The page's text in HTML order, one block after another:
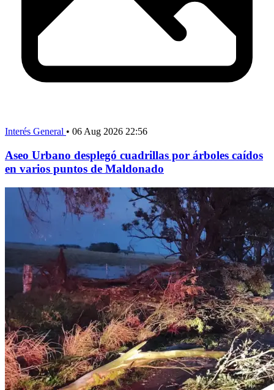
Interés General • 06 Aug 2026 22:56
Aseo Urbano desplegó cuadrillas por árboles caídos
en varios puntos de Maldonado